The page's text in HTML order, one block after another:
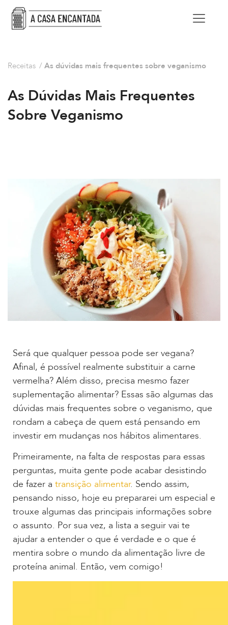
Receitas / As dúvidas mais frequentes sobre veganismo
As Dúvidas Mais Frequentes
Sobre Veganismo
Será que qualquer pessoa pode ser vegana?
Afinal, é possível realmente substituir a carne
vermelha? Além disso, precisa mesmo fazer
suplementação alimentar? Essas são algumas das
dúvidas mais frequentes sobre o veganismo, que
rondam a cabeça de quem está pensando em
investir em mudanças nos hábitos alimentares.
Primeiramente, na falta de respostas para essas
perguntas, muita gente pode acabar desistindo
de fazer a transição alimentar. Sendo assim,
pensando nisso, hoje eu prepararei um especial e
trouxe algumas das principais informações sobre
o assunto. Por sua vez, a lista a seguir vai te
ajudar a entender o que é verdade e o que é
mentira sobre o mundo da alimentação livre de
proteína animal. Então, vem comigo!